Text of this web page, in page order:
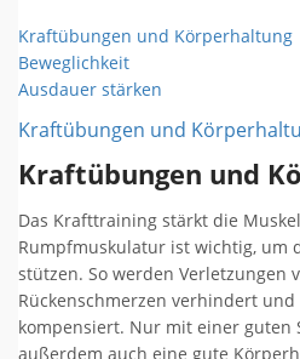
Kraftübungen und Körperhaltung
Beweglichkeit
Ausdauer stärken
Kraftübungen und
Kraftübungen und
Das Krafttraining stärkt die
Rumpfmuskulatur ist wichtig, um
stützen. So werden Verletzungen
Rückenschmerzen verhindert
kompensiert. Nur mit einer guten
außerdem auch eine gute